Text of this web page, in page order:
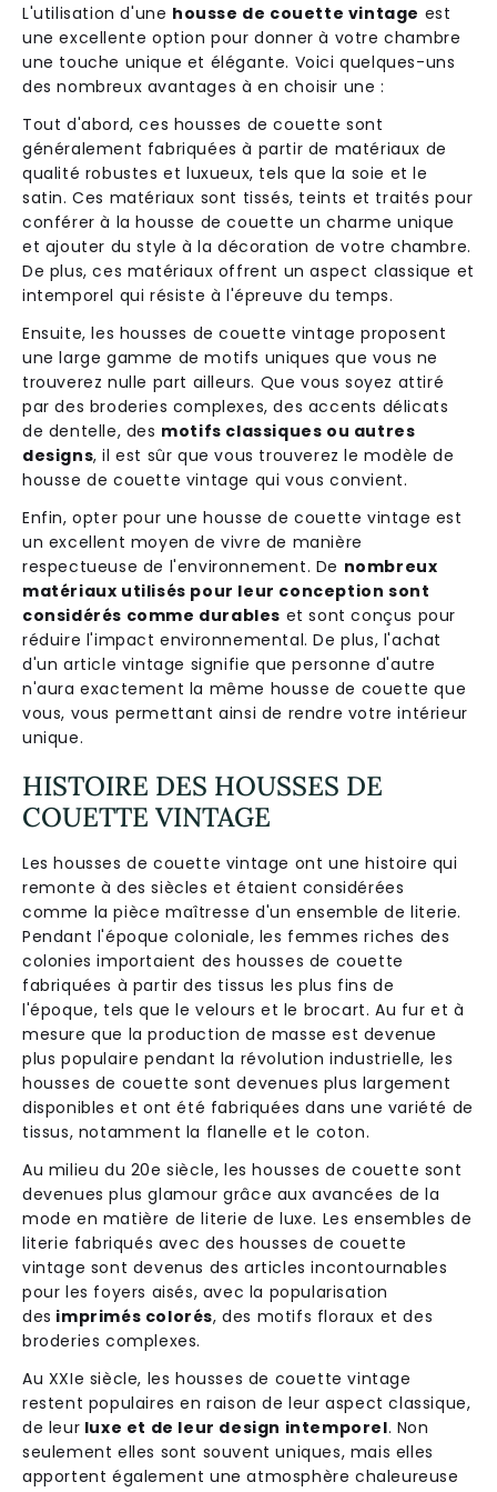
L'utilisation d'une housse de couette vintage est
une excellente option pour donner à votre chambre
une touche unique et élégante. Voici quelques-uns
des nombreux avantages à en choisir une :
Tout d'abord, ces housses de couette sont
généralement fabriquées à partir de matériaux de
qualité robustes et luxueux, tels que la soie et le
satin. Ces matériaux sont tissés, teints et traités pour
conférer à la housse de couette un charme unique
et ajouter du style à la décoration de votre chambre.
De plus, ces matériaux offrent un aspect classique et
intemporel qui résiste à l'épreuve du temps.
Ensuite, les housses de couette vintage proposent
une large gamme de motifs uniques que vous ne
trouverez nulle part ailleurs. Que vous soyez attiré
par des broderies complexes, des accents délicats
de dentelle, des motifs classiques ou autres
designs, il est sûr que vous trouverez le modèle de
housse de couette vintage qui vous convient.
Enfin, opter pour une housse de couette vintage est
un excellent moyen de vivre de manière
respectueuse de l'environnement. De nombreux
matériaux utilisés pour leur conception sont
considérés comme durables et sont conçus pour
réduire l'impact environnemental. De plus, l'achat
d'un article vintage signifie que personne d'autre
n'aura exactement la même housse de couette que
vous, vous permettant ainsi de rendre votre intérieur
unique.
HISTOIRE DES HOUSSES DE
COUETTE VINTAGE
Les housses de couette vintage ont une histoire qui
remonte à des siècles et étaient considérées
comme la pièce maîtresse d'un ensemble de literie.
Pendant l'époque coloniale, les femmes riches des
colonies importaient des housses de couette
fabriquées à partir des tissus les plus fins de
l'époque, tels que le velours et le brocart. Au fur et à
mesure que la production de masse est devenue
plus populaire pendant la révolution industrielle, les
housses de couette sont devenues plus largement
disponibles et ont été fabriquées dans une variété de
tissus, notamment la flanelle et le coton.
Au milieu du 20e siècle, les housses de couette sont
devenues plus glamour grâce aux avancées de la
mode en matière de literie de luxe. Les ensembles de
literie fabriqués avec des housses de couette
vintage sont devenus des articles incontournables
pour les foyers aisés, avec la popularisation
des imprimés colorés, des motifs floraux et des
broderies complexes.
Au XXIe siècle, les housses de couette vintage
restent populaires en raison de leur aspect classique,
de leur luxe et de leur design intemporel. Non
seulement elles sont souvent uniques, mais elles
apportent également une atmosphère chaleureuse